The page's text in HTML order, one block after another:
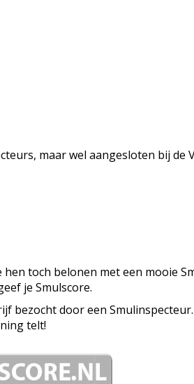
maar wel aangesloten bij
toch belonen met een mooie
je Smulscore.
door een
telt!